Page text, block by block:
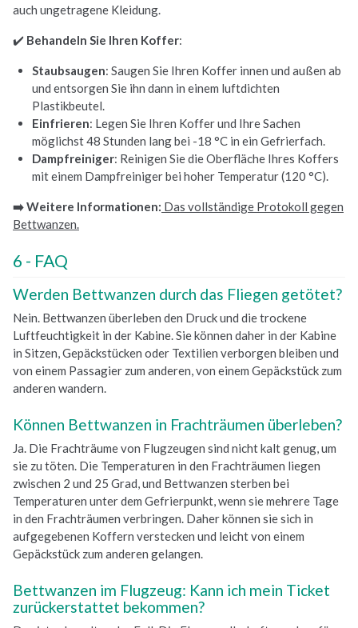
auch ungetragene Kleidung.
✔️ Behandeln Sie Ihren Koffer:
Staubsaugen: Saugen Sie Ihren Koffer innen und außen ab
und entsorgen Sie ihn dann in einem luftdichten
Plastikbeutel.
Einfrieren: Legen Sie Ihren Koffer und Ihre Sachen
möglichst 48 Stunden lang bei -18 °C in ein Gefrierfach.
Dampfreiniger: Reinigen Sie die Oberfläche Ihres Koffers
mit einem Dampfreiniger bei hoher Temperatur (120 °C).
➡️ Weitere Informationen: Das vollständige Protokoll gegen
Bettwanzen.
FAQ
Werden Bettwanzen durch das Fliegen getötet?
Nein. Bettwanzen überleben den Druck und die trockene
Luftfeuchtigkeit in der Kabine. Sie können daher in der Kabine
in Sitzen, Gepäckstücken oder Textilien verborgen bleiben und
von einem Passagier zum anderen, von einem Gepäckstück zum
anderen wandern.
Können Bettwanzen in Frachträumen überleben?
Ja. Die Frachträume von Flugzeugen sind nicht kalt genug, um
sie zu töten. Die Temperaturen in den Frachträumen liegen
zwischen 2 und 25 Grad, und Bettwanzen sterben bei
Temperaturen unter dem Gefrierpunkt, wenn sie mehrere Tage
in den Frachträumen verbringen. Daher können sie sich in
aufgegebenen Koffern verstecken und leicht von einem
Gepäckstück zum anderen gelangen.
Bettwanzen im Flugzeug: Kann ich mein Ticket
zurückerstattet bekommen?